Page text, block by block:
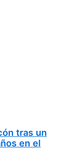
tras un
en el